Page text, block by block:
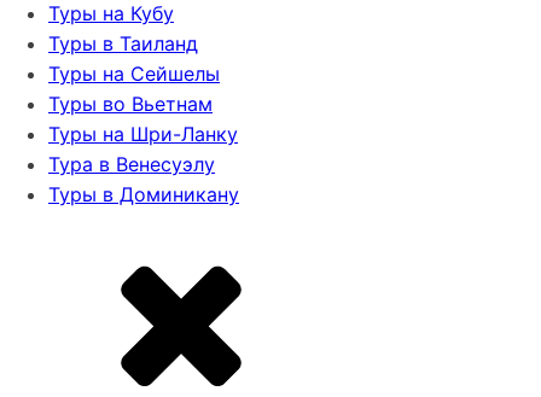
Туры на Кубу
Туры в Таиланд
Туры на Сейшелы
Туры во Вьетнам
Туры на Шри-Ланку
Тура в Венесуэлу
Туры в Доминикану